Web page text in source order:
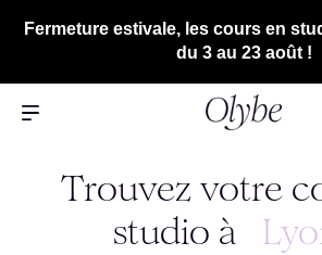
Fermeture estivale, les cours en
du 3 au 23 août !
Trouvez votre
studio à